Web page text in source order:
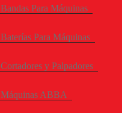
Bandas Para Máquinas
Baterías Para Máquinas
Cortadores y Palpadores
Máquinas ABBA